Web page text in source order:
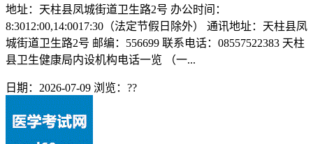
地址：天柱县凤城街道卫生路2号 办公时间：
8:3012:00,14:0017:30（法定节假日除外） 通讯地址：天柱县凤
城街道卫生路2号 邮编：556699 联系电话：08557522383 天柱
县卫生健康局内设机构电话一览 （一...
日期：2026-07-09 浏览： ??